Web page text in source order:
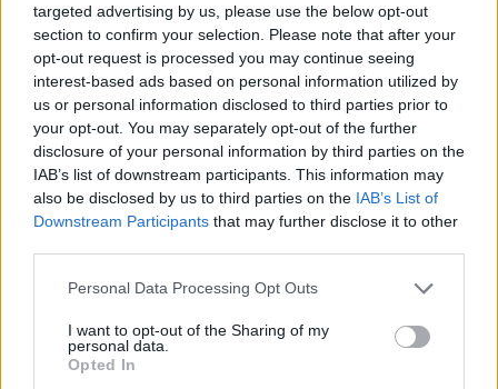
targeted advertising by us, please use the below opt-out
section to confirm your selection. Please note that after your
opt-out request is processed you may continue seeing
interest-based ads based on personal information utilized by
us or personal information disclosed to third parties prior to
your opt-out. You may separately opt-out of the further
disclosure of your personal information by third parties on the
IAB’s list of downstream participants. This information may
also be disclosed by us to third parties on the IAB’s List of
Downstream Participants that may further disclose it to other
Please note that this website/app uses one or more Google
not limited to your visit or usage behaviour. You may click to
grant or deny consent to Google and its third-party tags to
use your data for below specified purposes in below Google
Personal Data Processing Opt Outs
I want to opt-out of the Sharing of my
personal data.
Opted In
közszolgáltatások romlanak.
Magyar Péter képekben mutatta meg azt, amit egy
közleménnyel nehéz kimagyarázni
A Fidesz-korszak luxusát korábban sokszor számokkal,
szerződésekkel és közbeszerzési adatokkal próbálták
bemutatni. Ezek fontosak, de sok ember számára távoliak.
Magyar Péter most mást csinált: kamerával ment be, és
megmutatta a tereket. Ezért nehéz ellene minisztériumi
látogatható, lehet hangsúlyozni a műemléki múltat, lehet
beszélni közművelődésről és építészeti örökségről, de a